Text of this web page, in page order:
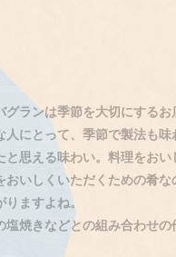
グランは季節を大切にする
人にとって、季節で製法も
と思える味わい。料理をお
おいしくいただくための肴
ますよね。
塩焼きなどとの組み合わせ